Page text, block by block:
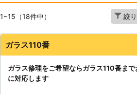
1~15（18件中） 絞
ガラス110番
ガラス修理をご希望ならガラス110番ま
に対応します